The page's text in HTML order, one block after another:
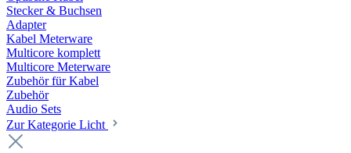
Stecker & Buchsen
Adapter
Kabel Meterware
Multicore komplett
Multicore Meterware
Zubehör für Kabel
Zubehör
Audio Sets
Zur Kategorie Licht